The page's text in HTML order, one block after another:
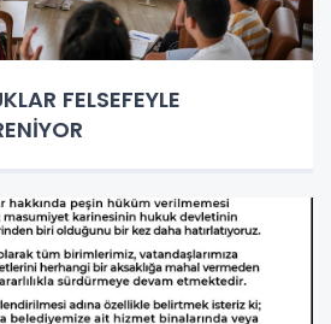
FELSEFEYLE